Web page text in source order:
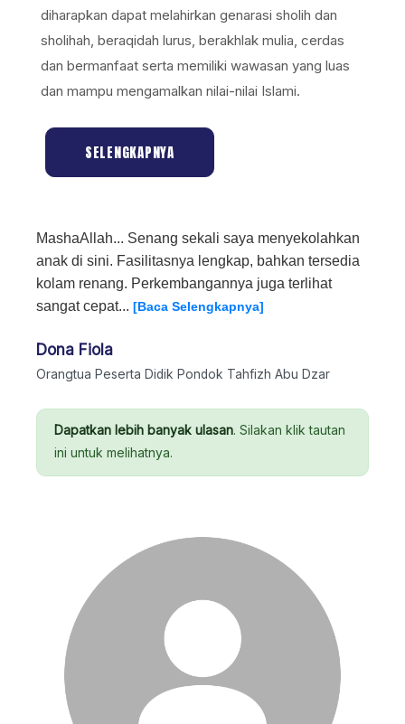
diharapkan dapat melahirkan genarasi sholih dan
sholihah, beraqidah lurus, berakhlak mulia, cerdas
dan bermanfaat serta memiliki wawasan yang luas
dan mampu mengamalkan nilai-nilai Islami.
SELENGKAPNYA
MashaAllah... Senang sekali saya menyekolahkan
anak di sini. Fasilitasnya lengkap, bahkan tersedia
kolam renang. Perkembangannya juga terlihat
sangat cepat... [Baca Selengkapnya]
Dona Fiola
Orangtua Peserta Didik Pondok Tahfizh Abu Dzar
Dapatkan lebih banyak ulasan. Silakan klik tautan
ini untuk melihatnya.